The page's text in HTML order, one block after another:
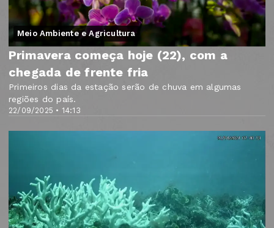
Meio Ambiente e Agricultura
22/09/2025 • 14:13
Primavera começa hoje (22), com a
chegada de frente fria
Primeiros dias da estação serão de chuva em algumas
regiões do país.